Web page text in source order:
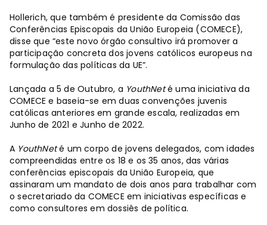
Hollerich, que também é presidente da Comissão das
Conferências Episcopais da União Europeia (COMECE),
disse que “este novo órgão consultivo irá promover a
participação concreta dos jovens católicos europeus na
formulação das políticas da UE”.
Lançada a 5 de Outubro, a YouthNeté uma iniciativa da
COMECE e baseia-se em duas convenções juvenis
católicas anteriores em grande escala, realizadas em
Junho de 2021 e Junho de 2022.
A YouthNeté um corpo de jovens delegados, com idades
compreendidas entre os 18 e os 35 anos, das várias
conferências episcopais da União Europeia, que
assinaram um mandato de dois anos para trabalhar com
o secretariado da COMECE em iniciativas específicas e
como consultores em dossiês de política.